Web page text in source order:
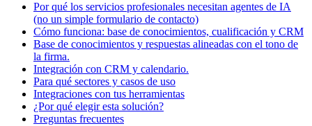
Por qué los servicios profesionales necesitan agentes de IA
(no un simple formulario de contacto)
Cómo funciona: base de conocimientos, cualificación y CRM
Base de conocimientos y respuestas alineadas con el tono de
la firma.
Integración con CRM y calendario.
Para qué sectores y casos de uso
Integraciones con tus herramientas
¿Por qué elegir esta solución?
Preguntas frecuentes